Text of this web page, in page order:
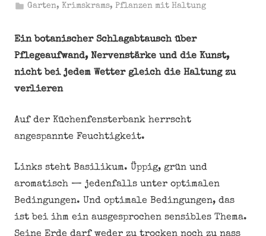
Garten, Krimskrams,Pflanzen mit Haltung
Ein botanischer Schlagabtausch über
Pflegeaufwand, Nervenstärke und die Kunst,
nicht bei jedem Wetter gleich die Haltung zu
verlieren
Auf der Küchenfensterbank herrscht
angespannte Feuchtigkeit.
Links steht Basilikum. Üppig, grün und
aromatisch — jedenfalls unter optimalen
Bedingungen. Und optimale Bedingungen, das
ist bei ihm ein ausgesprochen sensibles Thema.